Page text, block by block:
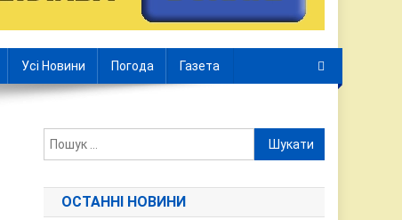
Усі Новини Погода Газета
Пошук:
ОСТАННІ НОВИНИ